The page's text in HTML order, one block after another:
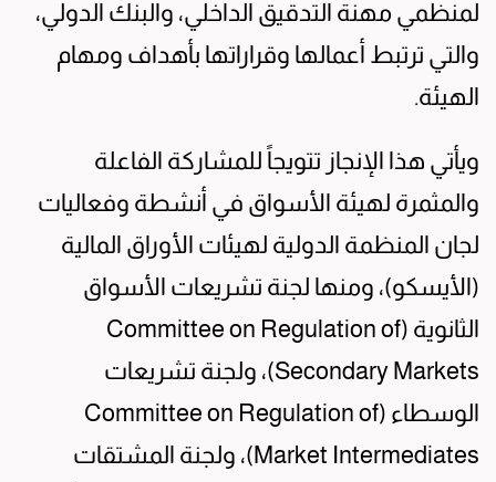
لمنظمي مهنة التدقيق الداخلي، والبنك الدولي،
والتي ترتبط أعمالها وقراراتها بأهداف ومهام
الهيئة.
ويأتي هذا الإنجاز تتويجاً للمشاركة الفاعلة
والمثمرة لهيئة الأسواق في أنشطة وفعاليات
لجان المنظمة الدولية لهيئات الأوراق المالية
(الأيسكو)، ومنها لجنة تشريعات الأسواق
الثانوية (Committee on Regulation of
Secondary Markets)، ولجنة تشريعات
الوسطاء (Committee on Regulation of
Market Intermediates)، ولجنة المشتقات